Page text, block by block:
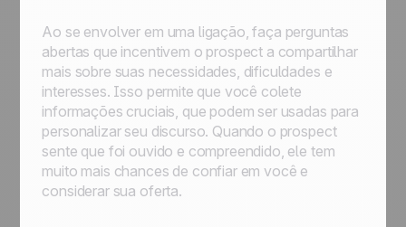
Ao se envolver em uma ligação, faça perguntas
abertas que incentivem o prospect a compartilhar
mais sobre suas necessidades, dificuldades e
interesses. Isso permite que você colete
informações cruciais, que podem ser usadas para
personalizar seu discurso. Quando o prospect
sente que foi ouvido e compreendido, ele tem
muito mais chances de confiar em você e
considerar sua oferta.